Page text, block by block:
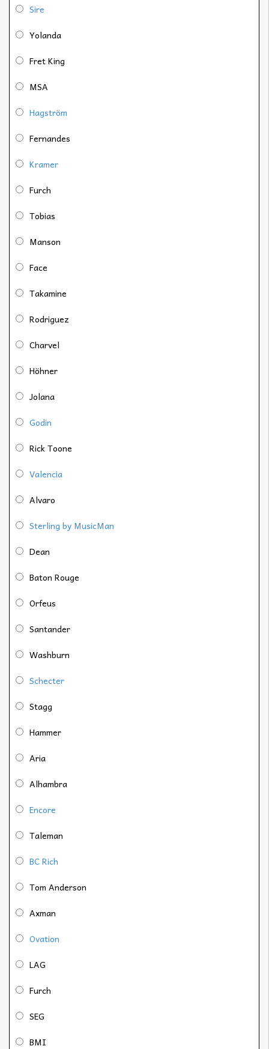
Sire
Yolanda
Fret King
MSA
Hagström
Fernandes
Kramer
Furch
Tobias
Manson
Face
Takamine
Rodriguez
Charvel
Höhner
Jolana
Godin
Rick Toone
Valencia
Alvaro
Sterling by MusicMan
Dean
Baton Rouge
Orfeus
Santander
Washburn
Schecter
Stagg
Hammer
Aria
Alhambra
Encore
Taleman
BC Rich
Tom Anderson
Axman
Ovation
LAG
Furch
SEG
BMI